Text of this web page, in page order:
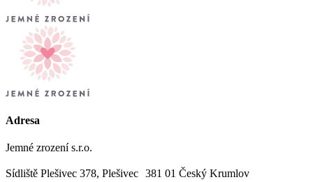
Adresa
Jemné zrození s.r.o.
Sídliště Plešivec 378, Plešivec 381 01 Český Krumlov